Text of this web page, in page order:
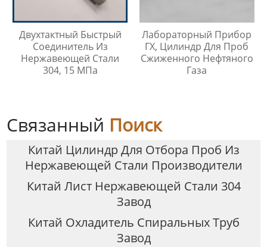
Двухтактный Быстрый
Соединитель Из
Нержавеющей Стали
304, 15 МПа
Лабораторный Прибор
ГХ, Цилиндр Для Проб
Сжиженного Нефтяного
Газа
Связанный Поиск
Китай Цилиндр Для Отбора Проб Из
Нержавеющей Стали Производители
Китай Лист Нержавеющей Стали 304
Завод
Китай Охладитель Спиральных Труб
Завод